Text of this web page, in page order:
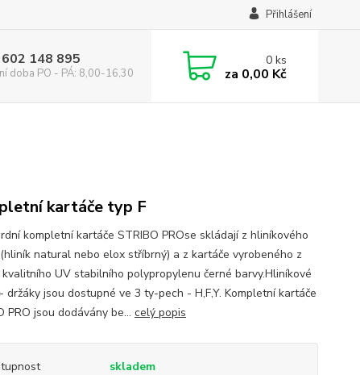
Přihlášení
148 895
doba PO - PÁ: 8,00-16,30
0ks
za 0,00 Kč
kartáče typ F
kompletní kartáče STRIBO PROse skládají z hliníkového
natural nebo elox stříbrný) a z kartáče vyrobeného z
UV stabilního polypropylenu černé barvy.Hliníkové
držáky jsou dostupné ve 3 ty-pech - H,F,Y. Kompletní kartáče
PRO jsou dodávány be... celý popis
skladem